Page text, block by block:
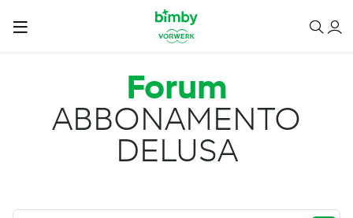
Salta al contenuto principale
Forum
ABBONAMENTO
DELUSA